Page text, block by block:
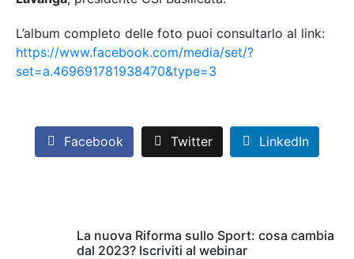
L’album completo delle foto puoi consultarlo al link:
https://www.facebook.com/media/set/?
set=a.469691781938470&type=3
Facebook Twitter LinkedIn
La nuova Riforma sullo Sport: cosa cambia
dal 2023? Iscriviti al webinar